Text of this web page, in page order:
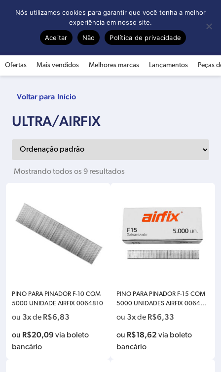
Ofertas Mais vendidos Melhores marcas Lançamentos Peças
Início
ULTRA/AIRFIX
Mostrando todos os 9 resultados
PINO PARA PINADOR F-10 COM
5000 UNIDADE AIRFIX 0064810
ou 3xde R$6,83
ou R$20,09 via boleto
bancário
PINO PARA PINADOR F-15 COM
5000 UNIDADES AIRFIX 006481
ou 3xde R$6,33
ou R$18,62 via boleto
bancário
Nós utilizamos cookies para garantir que você tenha a melhor
experiência em nosso site.
Aceitar
Não Política de privacidade